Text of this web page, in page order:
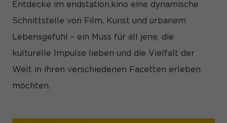
Entdecke im endstation.kino eine dynamische
Schnittstelle von Film, Kunst und urbanem
Lebensgefühl – ein Muss für all jene, die
kulturelle Impulse lieben und die Vielfalt der
Welt in ihren verschiedenen Facetten erleben
möchten.
Externe Medien (7)
Inhalte von Videoplattformen und Social-Media-Plattformen
werden standardmäßig blockiert. Wenn Cookies von externen
keiner manuellen Einwilligung mehr.
Cookie-Informationen anzeigen